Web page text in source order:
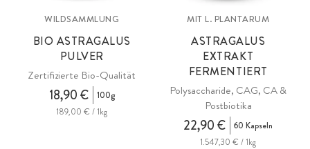
WILDSAMMLUNG
BIO ASTRAGALUS
PULVER
Zertifizierte Bio-Qualität
18,90 €
100g
189,00 € / 1kg
MIT L. PLANTARUM
ASTRAGALUS
EXTRAKT
FERMENTIERT
Polysaccharide, CAG, CA &
Postbiotika
22,90 €
60 Kapseln
1.547,30 € / 1kg